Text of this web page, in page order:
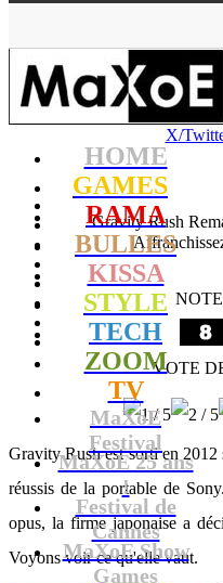
HOME
GAMES
RAMA
BULLES
KISSA
STYLE
TECH
ZOOM
TV
MaXoE
Festival
MaXoE 25 ans
!
Festival de
Cannes
MaXoE Show
Games
X/
Gravity Rush
VOTE
Gravity Rush est sorti en
réussis de la portable de
opus, la firme japonaise a
Voyons voir ce qu'elle vaut.